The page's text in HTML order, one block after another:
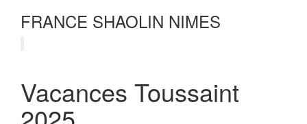
FRANCE SHAOLIN NIMES
Vacances Toussaint